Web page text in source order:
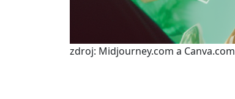
zdroj: Midjourney.com a Canva.com